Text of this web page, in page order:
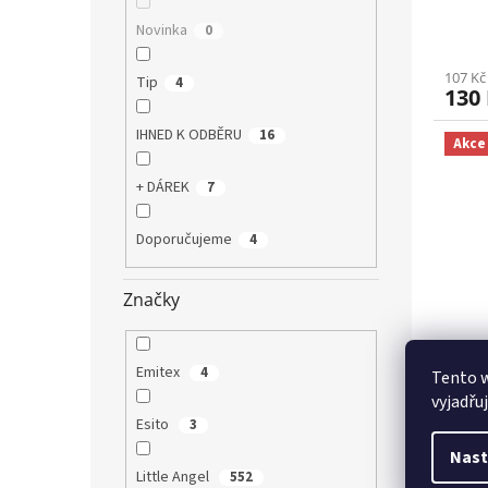
Tento
Novinka 0
Tip 4
IHNED K ODBĚRU 16
+ DÁREK 7
Doporučujeme 4
Značky
Emitex 4
Esito 3
Little Angel 552
107
130
Akce
203